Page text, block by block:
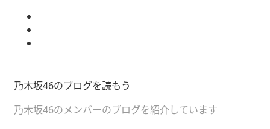
乃木坂46のブログを読もう
乃木坂46のメンバーのブログを紹介しています